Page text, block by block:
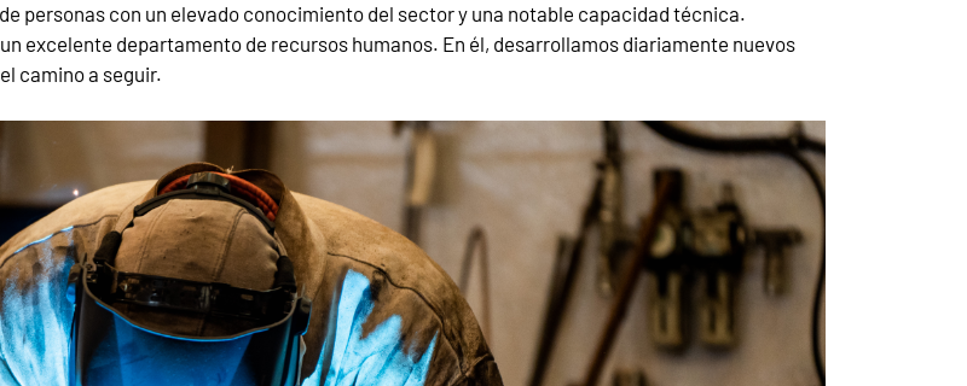
personas con un elevado conocimiento del sector y una notable capacidad técnica.
excelente departamento de recursos humanos. En él, desarrollamos diariamente nuevos
camino a seguir.